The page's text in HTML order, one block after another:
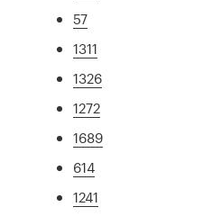
57
1311
1326
1272
1689
614
1241